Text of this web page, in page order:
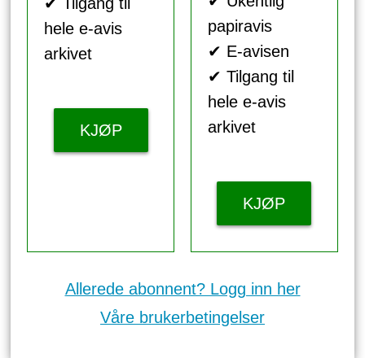
hele e-avis
arkivet
KJØP
papiravis
✔ E-avisen
✔ Tilgang til
hele e-avis
arkivet
KJØP
Allerede abonnent? Logg inn her
Våre brukerbetingelser